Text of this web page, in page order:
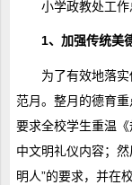
小学政教处工
1、加强传统美
为了有效地落
范月。整月的德育
要求全校学生重温
中文明礼仪内容；
明人”的要求，并在